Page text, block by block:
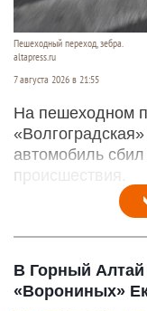
Пешеходный переход, зебра.
altapress.ru
7 августа 2026 в 21:55
На пешеходном
автомобиль
происшествия.
В Горный Алтай
«Ворониных»